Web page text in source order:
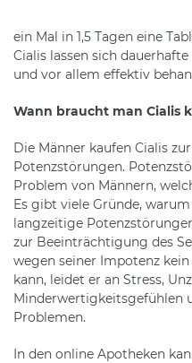
ein Mal in 1,5 Tagen eine
Cialis lassen sich
und vor allem effektiv
Wann braucht man Cialis
Die Männer kaufen Cialis
Potenzstörungen.
Problem von Männern,
Es gibt viele Gründe,
langzeitige
zur Beeinträchtigung des
wegen seiner Impotenz
kann, leidet er an Stress,
Minderwertigkeitsgefühlen
Problemen.
In den online Apotheken